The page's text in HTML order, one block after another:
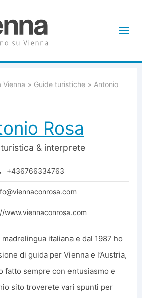
Vienna Guide turistiche
Antonio
Rosa
& interprete
+436766334763
www.viennaconrosa.com
italiana e dal 1987 ho
di guida per Vienna e l’Austria,
fatto sempre con entusiasmo e
sito troverete vari spunti per